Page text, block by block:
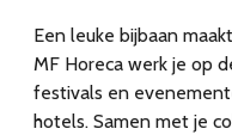
Een leuke bijbaan
MF Horeca werk je op
festivals en
hotels. Samen met je